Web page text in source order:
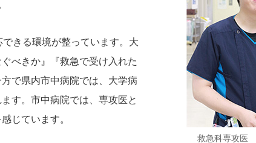
きる環境が整っています。大
べきか』『救急で受け入れた
で県内市中病院では、大学病
す。市中病院では、専攻医と
じています。
救急科専攻医